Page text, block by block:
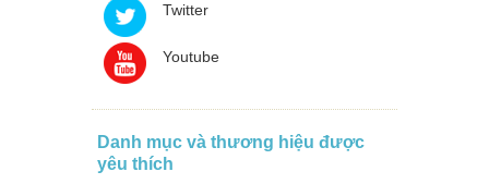
Twitter
Youtube
Danh mục và thương hiệu được
yêu thích